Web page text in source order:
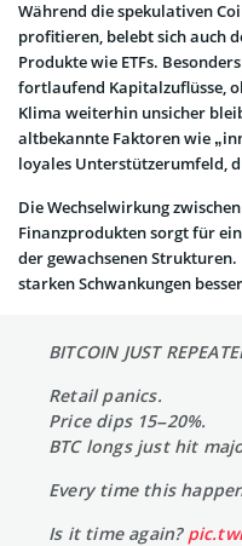
Während die spekulativen
profitieren, belebt sich auch
Produkte wie ETFs. Besonders
fortlaufend Kapitalzuflüsse,
Klima weiterhin unsicher
altbekannte Faktoren wie
loyales Unterstützerumfeld,
Die Wechselwirkung
Finanzprodukten sorgt für
der gewachsenen
starken Schwankungen
BITCOIN JUST
Retail panics.
Price dips 15–20%.
BTC longs just hit
Every time this
Is it time again?